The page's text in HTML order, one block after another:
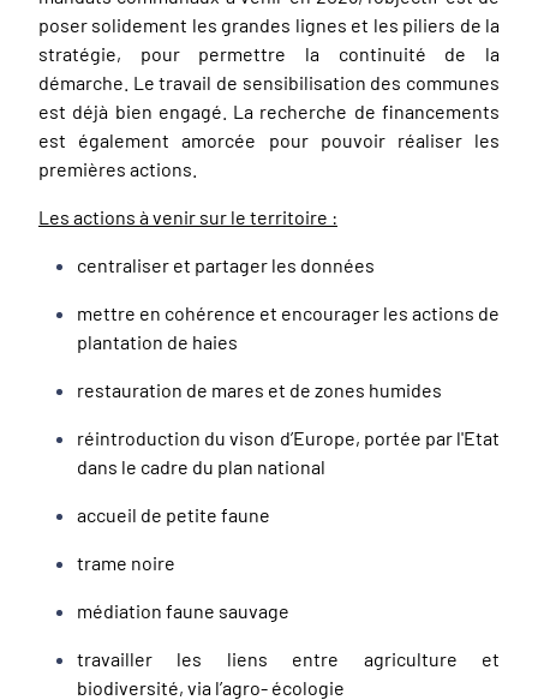
poser solidement les grandes lignes et les piliers de la
stratégie, pour permettre la continuité de la
démarche. Le travail de sensibilisation des communes
est déjà bien engagé. La recherche de financements
est également amorcée pour pouvoir réaliser les
premières actions.
Les actions à venir sur le territoire :
centraliser et partager les données
mettre en cohérence et encourager les actions de
plantation de haies
restauration de mares et de zones humides
réintroduction du vison d’Europe, portée par l'Etat
dans le cadre du plan national
accueil de petite faune
trame noire
médiation faune sauvage
travailler les liens entre agriculture et
biodiversité, via l’agro- écologie